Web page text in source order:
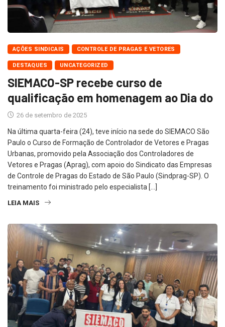
AÇÕES SINDICAIS CONTROLE DE PRAGAS E VETORES
DESTAQUES UNCATEGORIZED
SIEMACO-SP recebe curso de
qualificação em homenagem ao Dia do
26 de setembro de 2025
Na última quarta-feira (24), teve início na sede do SIEMACO São
Paulo o Curso de Formação de Controlador de Vetores e Pragas
Urbanas, promovido pela Associação dos Controladores de
Vetores e Pragas (Aprag), com apoio do Sindicato das Empresas
de Controle de Pragas do Estado de São Paulo (Sindprag-SP). O
treinamento foi ministrado pelo especialista […]
LEIA MAIS